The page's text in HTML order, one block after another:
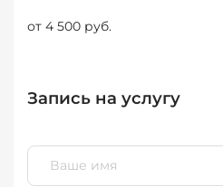
от 4 500 руб.
Запись на услугу